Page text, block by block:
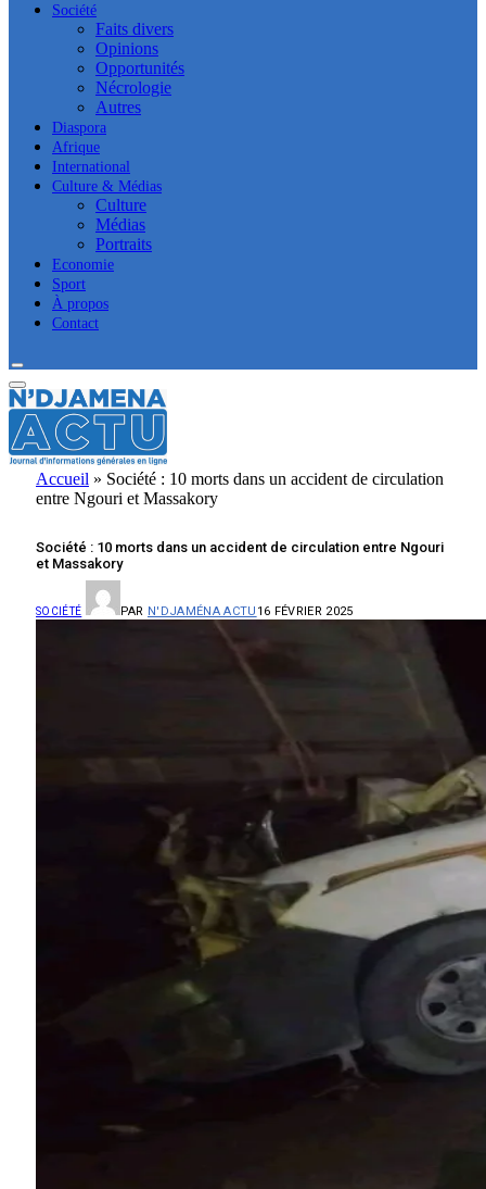
Société
Faits divers
Opinions
Opportunités
Nécrologie
Autres
Diaspora
Afrique
International
Culture & Médias
Culture
Médias
Portraits
Economie
Sport
À propos
Contact
Accueil » Société : 10 morts dans un accident de circulation
entre Ngouri et Massakory
Société : 10 morts dans un accident de circulation entre Ngouri
et Massakory
SOCIÉTÉ PAR N'DJAMÉNA ACTU 16 FÉVRIER 2025